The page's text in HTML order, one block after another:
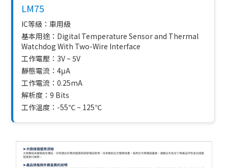
LM75
IC等級：車用級
基本用途：Digital Temperature Sensor and Thermal
Watchdog With Two-Wire Interface
工作電壓：3V ~ 5V
靜態電流：4μA
工作電流：0.25mA
解析度：9 Bits
工作溫度：-55℃ ~ 125℃